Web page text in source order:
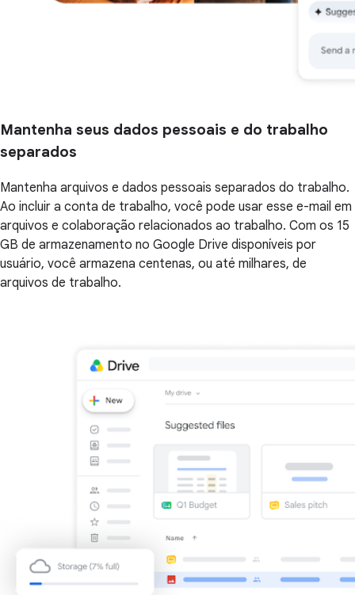
Mantenha seus dados pessoais e do trabalho
separados
Mantenha arquivos e dados pessoais separados do trabalho.
Ao incluir a conta de trabalho, você pode usar esse e-mail em
arquivos e colaboração relacionados ao trabalho. Com os 15
GB de armazenamento no Google Drive disponíveis por
usuário, você armazena centenas, ou até milhares, de
arquivos de trabalho.